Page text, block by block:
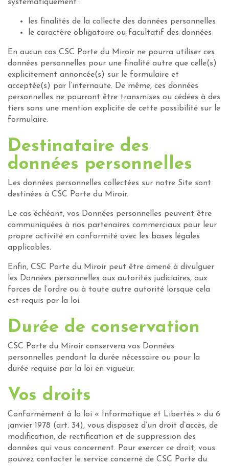
systématiquement :
les finalités de la collecte des données personnelles
le caractère obligatoire ou facultatif des données
En aucun cas CSC Porte du Miroir ne pourra utiliser ces
données personnelles pour une finalité autre que celle(s)
explicitement annoncée(s) sur le formulaire et
acceptée(s) par l’internaute. De même, ces données
personnelles ne pourront être transmises ou cédées à des
tiers sans une mention explicite de cette possibilité sur le
formulaire.
Destinataire des
données personnelles
Les données personnelles collectées sur notre Site sont
destinées à CSC Porte du Miroir.
Le cas échéant, vos Données personnelles peuvent être
communiquées à nos partenaires commerciaux pour leur
propre activité en conformité avec les bases légales
applicables.
Enfin, CSC Porte du Miroir peut être amené à divulguer
les Données personnelles aux autorités judiciaires, aux
forces de l’ordre ou à toute autre autorité lorsque cela
est requis par la loi.
Durée de conservation
CSC Porte du Miroir conservera vos Données
personnelles pendant la durée nécessaire ou pour la
durée requise par la loi en vigueur.
Vos droits
Conformément à la loi « Informatique et Libertés » du 6
janvier 1978 (art. 34), vous disposez d’un droit d’accès, de
modification, de rectification et de suppression des
données qui vous concernent. Pour exercer ce droit, vous
pouvez contacter le service concerné de CSC Porte du